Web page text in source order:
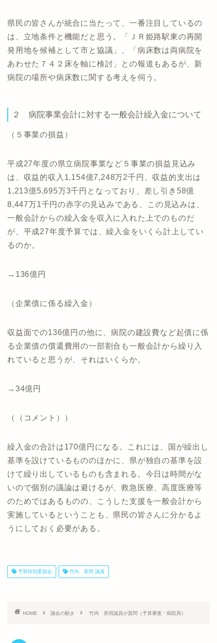
県民の皆さんが統合に当たって、一番注目しているの
は、立地条件と機能だと思う。「ＪＲ姫路駅東の再開
発用地を候補として市と協議」、「病床数は両病院を
あわせた７４２床を軸に検討」との報道もあるが、新
病院の場所や病床数に関する考えを伺う。
２ 病院事業会計に対する一般会計繰入金について
（５事業の損益）
平成27年度の県立病院事業など５事業の損益見込み
は、収益的収入1,154億7,248万2千円、収益的支出は
1,213億5,695万3千円となっており、差し引き58億
8,447万1千円の赤字の見込みである、この見込みは、
一般会計からの繰入金を収入に入れた上でのものだ
が、平成27年度予算では、繰入金をいくら計上してい
るのか。
→136億円
（企業債に係る繰入金）
収益面での136億円の他に、病院の建設費など起債に係
る企業債の償還費用の一部割合も一般会計から繰り入
れていると思うが、それはいくらか。
→34億円
（（コメント））
繰入金の合計は170億円になる。これには、国が繰出し
基準を設けているもののほかに、県が独自の基準を設
けて繰り出しているものも含まれる。今日は時間がな
いので個別の議論は避けるが、救急医療、高度医療等
のためではあるものの、こうした支援を一般会計から
実施しているということも、県民の皆さんに分かるよ
うにしておく必要がある。
予算特別委員会 竹内 英明 議員
HOME 議会の動き 竹内 英明議員が質問（予算審査・病院局）